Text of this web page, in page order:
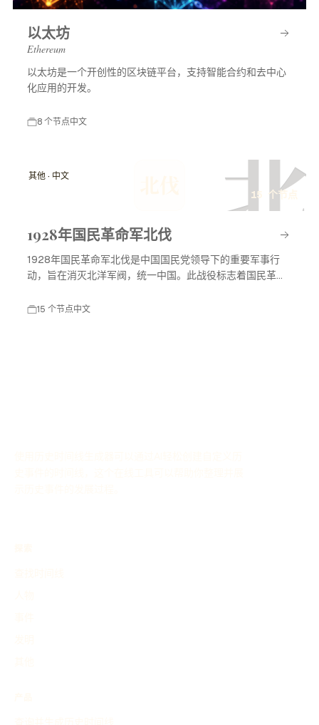
以太坊
Ethereum
以太坊是一个开创性的区块链平台，支持智能合约和去中心
化应用的开发。
8 个节点中文
北
其他 · 中文
15 个节点
1928年国民革命军北伐
1928年国民革命军北伐是中国国民党领导下的重要军事行
动，旨在消灭北洋军阀，统一中国。此战役标志着国民革命
15 个节点中文